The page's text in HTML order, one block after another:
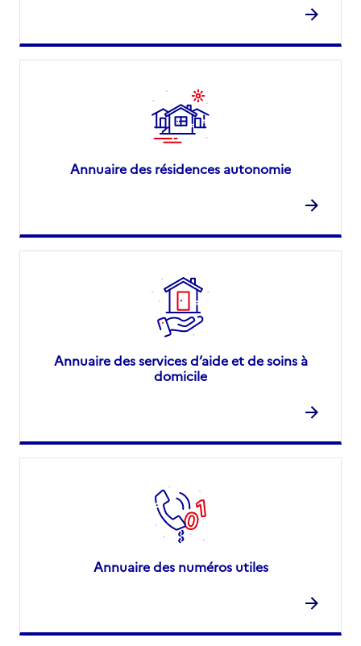
Annuaire des résidences autonomie
Annuaire des services d’aide et de soins à
domicile
Annuaire des numéros utiles